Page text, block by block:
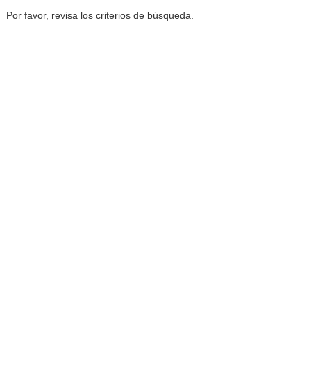
Por favor, revisa los criterios de búsqueda.